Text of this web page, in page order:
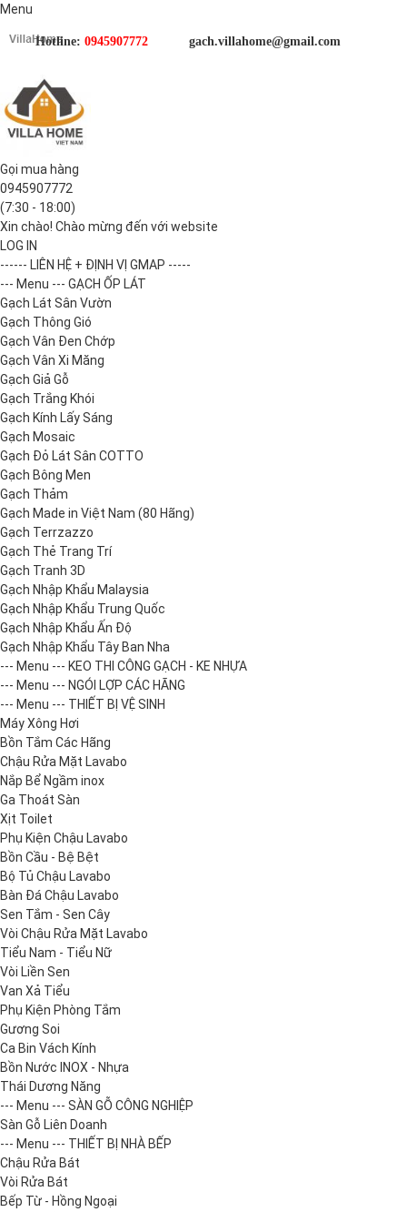
Menu
Hotline: 0945907772 gach.villahome@gmail.com
Gọi mua hàng
0945907772
(7:30 - 18:00)
Xin chào! Chào mừng đến với website
LOG IN
------ LIÊN HỆ + ĐỊNH VỊ GMAP -----
--- Menu --- GẠCH ỐP LÁT
Gạch Lát Sân Vườn
Gạch Thông Gió
Gạch Vân Đen Chớp
Gạch Vân Xi Măng
Gạch Giả Gỗ
Gạch Trắng Khói
Gạch Kính Lấy Sáng
Gạch Mosaic
Gạch Đỏ Lát Sân COTTO
Gạch Bông Men
Gạch Thảm
Gạch Made in Việt Nam (80 Hãng)
Gạch Terrzazzo
Gạch Thẻ Trang Trí
Gạch Tranh 3D
Gạch Nhập Khẩu Malaysia
Gạch Nhập Khẩu Trung Quốc
Gạch Nhập Khẩu Ấn Độ
Gạch Nhập Khẩu Tây Ban Nha
--- Menu --- KEO THI CÔNG GẠCH - KE NHỰA
--- Menu --- NGÓI LỢP CÁC HÃNG
--- Menu --- THIẾT BỊ VỆ SINH
Máy Xông Hơi
Bồn Tắm Các Hãng
Chậu Rửa Mặt Lavabo
Nắp Bể Ngầm inox
Ga Thoát Sàn
Xịt Toilet
Phụ Kiện Chậu Lavabo
Bồn Cầu - Bệ Bệt
Bộ Tủ Chậu Lavabo
Bàn Đá Chậu Lavabo
Sen Tắm - Sen Cây
Vòi Chậu Rửa Mặt Lavabo
Tiểu Nam - Tiểu Nữ
Vòi Liền Sen
Van Xả Tiểu
Phụ Kiện Phòng Tắm
Gương Soi
Ca Bin Vách Kính
Bồn Nước INOX - Nhựa
Thái Dương Năng
--- Menu --- SÀN GỖ CÔNG NGHIỆP
Sàn Gỗ Liên Doanh
--- Menu --- THIẾT BỊ NHÀ BẾP
Chậu Rửa Bát
Vòi Rửa Bát
Bếp Từ - Hồng Ngoại